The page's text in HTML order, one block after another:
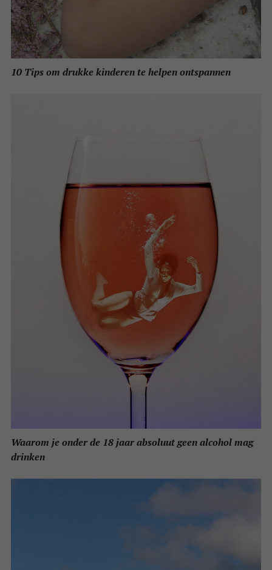
10 Tips om drukke kinderen te helpen ontspannen
Waarom je onder de 18 jaar absoluut geen alcohol mag
drinken